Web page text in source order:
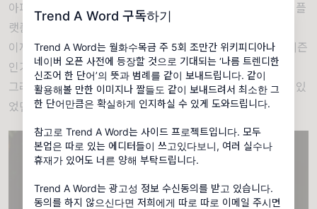
Trend A Word 구독하기
Trend A Word는 월화수목금 주 5회 조만간 위키피디아나
네이버 오픈 사전에 등장할 것으로 기대되는 ‘나름 트렌디한
신조어 한 단어’의 뜻과 범례를 같이 보내드립니다. 같이
활용해볼 만한 이미지나 짤들도 같이 보내드려서 최소한 그
한 단어만큼은 확실하게 인지하실 수 있게 도와드립니다.
참고로 Trend A Word는 사이드 프로젝트입니다. 모두
본업은 따로 있는 에디터들이 쓰고있다보니, 여러 실수나
휴재가 있어도 너른 양해 부탁드립니다.
Trend A Word는 광고성 정보 수신동의를 받고 있습니다.
동의를 하지 않으신다면 저희에게 따로 따로 이메일 주시면
아파트나 매매보다 좀 더 전월세에 맞춰진 신상 부동산 정보 플
랫폼이라고 한다.
이제 7월 8월 9월은 본격적으로 월세, 전세집 찾아야 하는 시즌
인거... 다들 알지?!
그래서 타이밍도 딱 맞춰서 광고가 왔더라고! (사실 각 보고 있
었던 건 안 비밀)